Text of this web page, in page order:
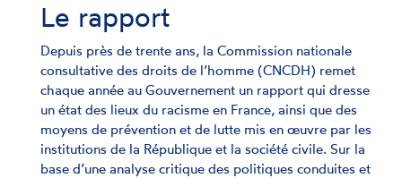
Le rapport
Depuis près de trente ans, la Commission nationale
consultative des droits de l’homme (CNCDH) remet
chaque année au Gouvernement un rapport qui dresse
un état des lieux du racisme en France, ainsi que des
moyens de prévention et de lutte mis en œuvre par les
institutions de la République et la société civile. Sur la
base d’une analyse critique des politiques conduites et